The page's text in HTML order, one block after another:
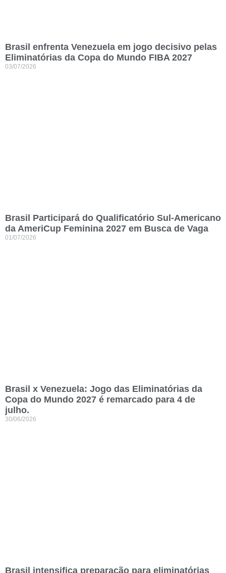
Brasil enfrenta Venezuela em jogo decisivo pelas
Eliminatórias da Copa do Mundo FIBA 2027
03/07/2026
Brasil Participará do Qualificatório Sul-Americano
da AmeriCup Feminina 2027 em Busca de Vaga
01/07/2026
Brasil x Venezuela: Jogo das Eliminatórias da
Copa do Mundo 2027 é remarcado para 4 de
julho.
30/06/2026
Brasil intensifica preparação para eliminatórias